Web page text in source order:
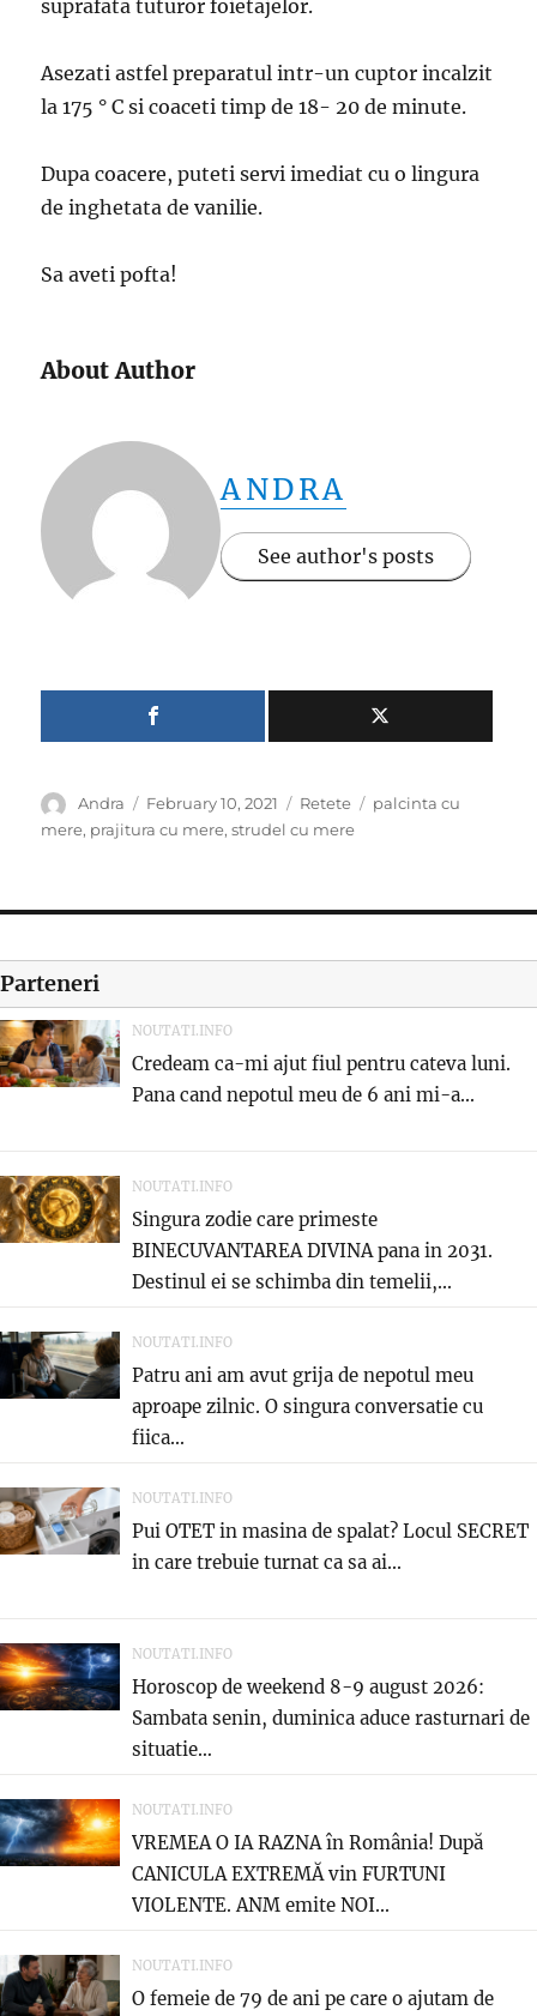
suprafata tuturor foietajelor.
Asezati astfel preparatul intr-un cuptor incalzit
la 175 ° C si coaceti timp de 18- 20 de minute.
Dupa coacere, puteti servi imediat cu o lingura
de inghetata de vanilie.
Sa aveti pofta!
About Author
ANDRA
See author's posts
Author
Andra
Posted
on
February 10, 2021 Categories
Retete Tags
palcinta cu
mere, prajitura cu mere,strudel cu mere
Parteneri
NOUTATI.INFO
Credeam ca-mi ajut fiul pentru cateva luni.
Pana cand nepotul meu de 6 ani mi-a...
NOUTATI.INFO
Singura zodie care primeste
BINECUVANTAREA DIVINA pana in 2031.
Destinul ei se schimba din temelii,...
NOUTATI.INFO
Patru ani am avut grija de nepotul meu
aproape zilnic. O singura conversatie cu
fiica...
NOUTATI.INFO
Pui OTET in masina de spalat? Locul SECRET
in care trebuie turnat ca sa ai...
NOUTATI.INFO
Horoscop de weekend 8-9 august 2026:
Sambata senin, duminica aduce rasturnari de
situatie…
NOUTATI.INFO
VREMEA O IA RAZNA în România! După
CANICULA EXTREMĂ vin FURTUNI
VIOLENTE. ANM emite NOI...
NOUTATI.INFO
O femeie de 79 de ani pe care o ajutam de